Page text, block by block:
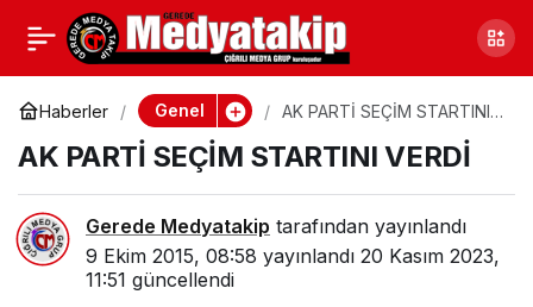
Haberler Genel
AK PARTİ SEÇİM STARTINI
AK PARTİ SEÇİM STARTINI VERDİ
Gerede Medyatakip tarafından yayınlandı
9 Ekim 2015, 08:58 yayınlandı 20 Kasım 2023,
11:51 güncellendi
OKULLARA DOĞALGAZ
BAĞLANIYOR
Paylaş